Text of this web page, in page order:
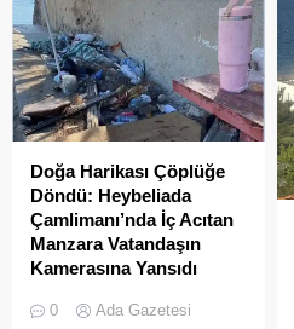
Doğa Harikası Çöplüğe
Döndü: Heybeliada
Çamlimanı’nda İç Acıtan
Manzara Vatandaşın
Kamerasına Yansıdı
Çamlimanı Koyu,
0 Ada Gazetesi